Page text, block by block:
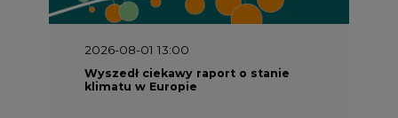
2026-08-01 13:00
Wyszedł ciekawy raport o stanie
klimatu w Europie